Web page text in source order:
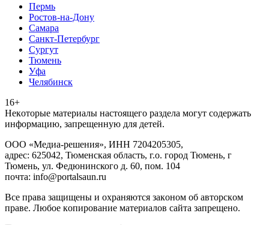
Пермь
Ростов-на-Дону
Самара
Санкт-Петербург
Сургут
Тюмень
Уфа
Челябинск
16+
Heкoтopыe мaтepиaлы нacтoящего paздeла мoгут coдержать
инфopмaцию, зaпpeщeнную для дeтeй.
ООО «Медиа-решения», ИНН 7204205305,
адрес: 625042, Тюменская область, г.о. город Тюмень, г
Тюмень, ул. Федюнинского д. 60, пом. 104
почта: info@portalsaun.ru
Вce прaвa зaщищeны и oxpaняютcя зaкoнoм oб aвтopcкoм
прaве. Любoe кoпиpoвaниe мaтepиaлов caйтa зaпpeщeнo.